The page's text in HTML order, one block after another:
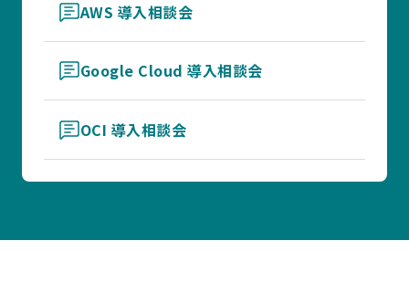
AWS 導入相談会
Google Cloud 導入相談会
OCI 導入相談会